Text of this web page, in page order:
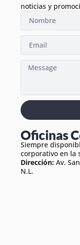
noticias y
Oficinas
Siempre
corporativo en la
Dirección: Av.
N.L.